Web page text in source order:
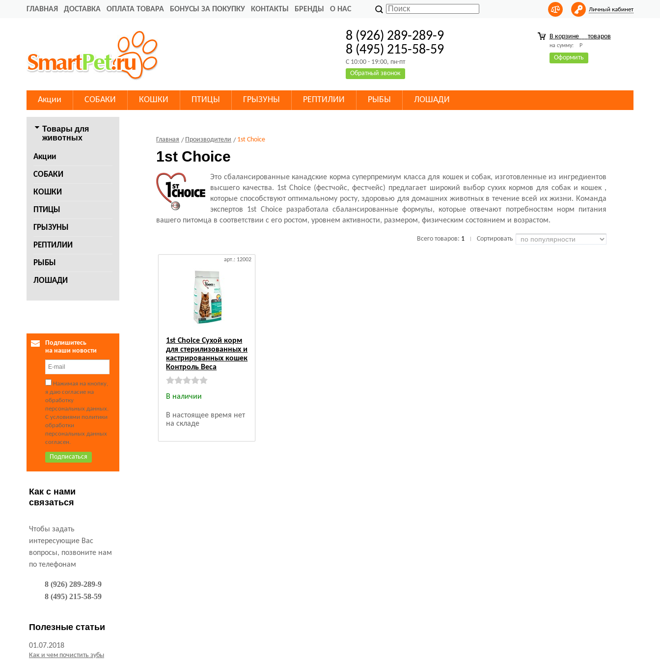
ГЛАВНАЯ ДОСТАВКА ОПЛАТА ТОВАРА БОНУСЫ ЗА ПОКУПКУ КОНТАКТЫ БРЕНДЫ О НАС Личный кабинет
8 (926) 289-289-9
8 (495) 215-58-59
C 10:00 - 19:00, пн-пт
Обратный звонок
В корзине товаров
на сумму: Р
Оформить
Акции СОБАКИ КОШКИ ПТИЦЫ ГРЫЗУНЫ РЕПТИЛИИ РЫБЫ ЛОШАДИ
Товары для
животных
Акции
СОБАКИ
КОШКИ
ПТИЦЫ
ГРЫЗУНЫ
РЕПТИЛИИ
РЫБЫ
ЛОШАДИ
Подпишитесь
на наши новости
Нажимая на кнопку,
я даю согласие на
обработку
персональных данных.
С условиями политики
обработки
персональных данных
согласен.
Как с нами
связаться
Чтобы задать
интересующие Вас
вопросы, позвоните нам
по телефонам
8 (926) 289-289-9
8 (495) 215-58-59
Полезные статьи
01.07.2018
Как и чем почистить зубы
Главная Производители 1st Choice
1st Choice
Это сбалансированные канадские корма суперпремиум класса для кошек и собак, изготовленные из ингредиентов
высшего качества. 1st Choice (фестчойс, фестчейс) предлагает широкий выбор сухих кормов для собак и кошек ,
которые способствуют оптимальному росту, здоровью для домашних животных в течение всей их жизни. Команда
экспертов 1st Choice разработала сбалансированные формулы, которые отвечают потребностям норм питания
вашего питомца в соответствии с его ростом, уровнем активности, размером, физическим состоянием и возрастом.
Всего товаров: 1 Сортировать
арт.: 12002
1st Choice Сухой корм
для стерилизованных и
кастрированных кошек
Контроль Веса
В наличии
В настоящее время нет
на складе